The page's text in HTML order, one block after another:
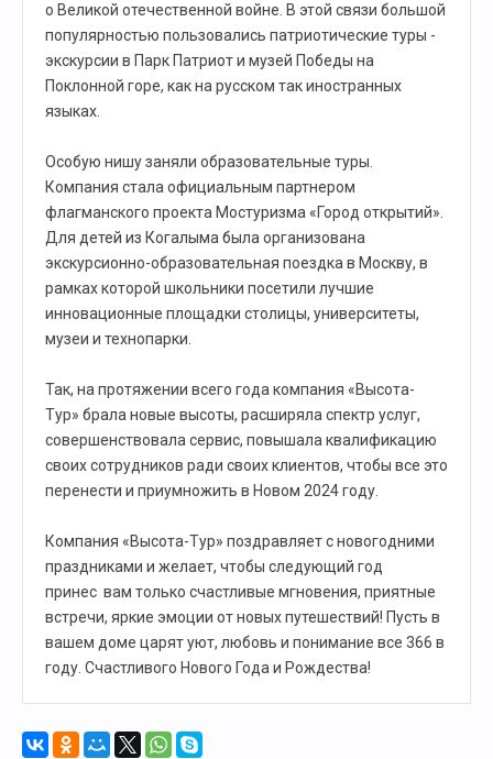
о Великой отечественной войне. В этой связи большой
популярностью пользовались патриотические туры -
экскурсии в Парк Патриот и музей Победы на
Поклонной горе, как на русском так иностранных
языках.
Особую нишу заняли образовательные туры.
Компания стала официальным партнером
флагманского проекта Мостуризма «Город открытий».
Для детей из Когалыма была организована
экскурсионно-образовательная поездка в Москву, в
рамках которой школьники посетили лучшие
инновационные площадки столицы, университеты,
музеи и технопарки.
Так, на протяжении всего года компания «Высота-
Тур» брала новые высоты, расширяла спектр услуг,
совершенствовала сервис, повышала квалификацию
своих сотрудников ради своих клиентов, чтобы все это
перенести и приумножить в Новом 2024 году.
Компания «Высота-Тур» поздравляет с новогодними
праздниками и желает, чтобы следующий год
принес вам только счастливые мгновения, приятные
встречи, яркие эмоции от новых путешествий! Пусть в
вашем доме царят уют, любовь и понимание все 366 в
году. Счастливого Нового Года и Рождества!